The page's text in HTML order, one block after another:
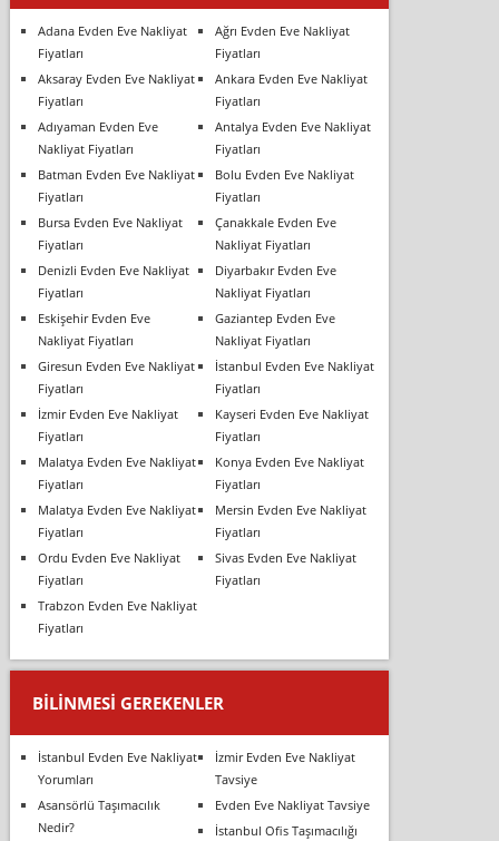
Adana Evden Eve Nakliyat
Fiyatları
Ağrı Evden Eve Nakliyat
Fiyatları
Aksaray Evden Eve Nakliyat
Fiyatları
Ankara Evden Eve Nakliyat
Fiyatları
Adıyaman Evden Eve
Nakliyat Fiyatları
Antalya Evden Eve Nakliyat
Fiyatları
Batman Evden Eve Nakliyat
Fiyatları
Bolu Evden Eve Nakliyat
Fiyatları
Bursa Evden Eve Nakliyat
Fiyatları
Çanakkale Evden Eve
Nakliyat Fiyatları
Denizli Evden Eve Nakliyat
Fiyatları
Diyarbakır Evden Eve
Nakliyat Fiyatları
Eskişehir Evden Eve
Nakliyat Fiyatları
Gaziantep Evden Eve
Nakliyat Fiyatları
Giresun Evden Eve Nakliyat
Fiyatları
İstanbul Evden Eve Nakliyat
Fiyatları
İzmir Evden Eve Nakliyat
Fiyatları
Kayseri Evden Eve Nakliyat
Fiyatları
Malatya Evden Eve Nakliyat
Fiyatları
Konya Evden Eve Nakliyat
Fiyatları
Malatya Evden Eve Nakliyat
Fiyatları
Mersin Evden Eve Nakliyat
Fiyatları
Ordu Evden Eve Nakliyat
Fiyatları
Sivas Evden Eve Nakliyat
Fiyatları
Trabzon Evden Eve Nakliyat
Fiyatları
BILINMESI GEREKENLER
İstanbul Evden Eve Nakliyat
Yorumları
İzmir Evden Eve Nakliyat
Tavsiye
Asansörlü Taşımacılık
Nedir?
Evden Eve Nakliyat Tavsiye
İstanbul Ofis Taşımacılığı